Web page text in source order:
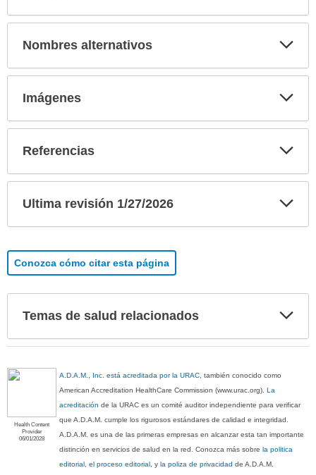
Nombres alternativos
Imágenes
Referencias
Ultima revisión 1/27/2026
Conozca cómo citar esta página
Temas de salud relacionados
Health Content
Provider
06/01/2028
A.D.A.M., Inc. está acreditada por la URAC , también conocido como
American Accreditation HealthCare Commission (www.urac.org).La
acreditación de la URAC es un comité auditor independiente para verificar
que A.D.A.M. cumple los rigurosos estándares de calidad e integridad.
A.D.A.M. es una de las primeras empresas en alcanzar esta tan importante
distinción en servicios de salud en la red. Conozca más sobrela politica
editorial, el proceso editorial , yla poliza de privacidad de A.D.A.M.